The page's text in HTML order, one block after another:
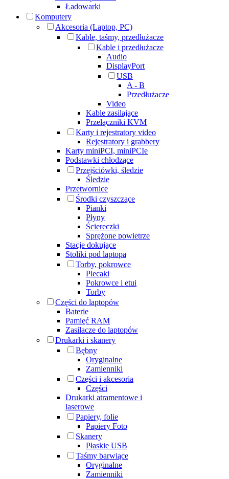
Ładowarki
Komputery
Akcesoria (Laptop, PC)
Kable, taśmy, przedłużacze
Kable i przedłużacze
Audio
DisplayPort
USB
A - B
Przedłużacze
Video
Kable zasilające
Przełączniki KVM
Karty i rejestratory video
Rejestratory i grabbery
Karty miniPCI, miniPCIe
Podstawki chłodzące
Przejściówki, śledzie
Śledzie
Przetwornice
Środki czyszczące
Pianki
Płyny
Ściereczki
Sprężone powietrze
Stacje dokujące
Stoliki pod laptopa
Torby, pokrowce
Plecaki
Pokrowce i etui
Torby
Części do laptopów
Baterie
Pamięć RAM
Zasilacze do laptopów
Drukarki i skanery
Bębny
Oryginalne
Zamienniki
Części i akcesoria
Części
Drukarki atramentowe i
laserowe
Papiery, folie
Papiery Foto
Skanery
Płaskie USB
Taśmy barwiące
Oryginalne
Zamienniki